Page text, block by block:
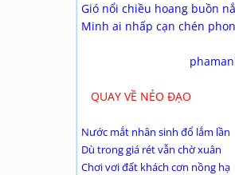
Gió nổi chiều hoang buồn
Minh ai nhấp cạn chén
QUAY VỀ NẺO ĐẠO
Nước mắt nhân sinh đổ lắm lần
Dù trong giá rét vẫn chờ xuân
Chơi vơi đất khách cơn nồng hạ